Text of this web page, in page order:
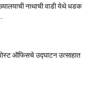
नाथाची वाडी येथे धडक
ऑफिसचे उद्घाटन उत्साहात